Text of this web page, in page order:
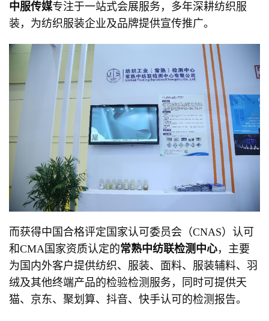
中服传媒专注于一站式会展服务，多年深耕纺织服
装，为纺织服装企业及品牌提供宣传推广。
而获得中国合格评定国家认可委员会（CNAS）认可
和CMA国家资质认定的常熟中纺联检测中心，主要
为国内外客户提供纺织、服装、面料、服装辅料、羽
绒及其他终端产品的检验检测服务，同时可提供天
猫、京东、聚划算、抖音、快手认可的检测报告。